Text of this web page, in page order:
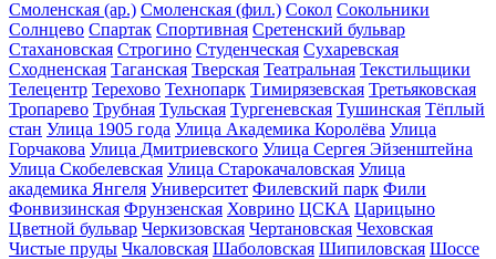
Смоленская (ар.) Смоленская (фил.) Сокол Сокольники
Солнцево Спартак Спортивная Сретенский бульвар
Стахановская Строгино Студенческая Сухаревская
Сходненская Таганская Тверская Театральная Текстильщики
Телецентр Терехово Технопарк Тимирязевская Третьяковская
Тропарево Трубная Тульская Тургеневская Тушинская Тёплый
стан Улица 1905 года Улица Академика Королёва Улица
Горчакова Улица Дмитриевского Улица Сергея Эйзенштейна
Улица Скобелевская Улица Старокачаловская Улица
академика Янгеля Университет Филевский парк Фили
Фонвизинская Фрунзенская Ховрино ЦСКА Царицыно
Цветной бульвар Черкизовская Чертановская Чеховская
Чистые пруды Чкаловская Шаболовская Шипиловская Шоссе